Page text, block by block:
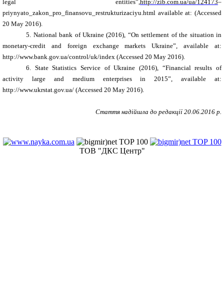
legal entities”, http://zib.com.ua/ua/124173–
priynyato_zakon_pro_finansovu_restrukturizaciyu.html available at: (Accessed
20 May 2016).
5. National bank of Ukraine (2016), “On settlement of the situation in
monetary-credit and foreign exchange markets Ukraine”,available at:
http://www.bank.gov.ua/control/uk/index (Accessed 20 May 2016).
6. State Statistics Service of Ukraine (2016), “Financial results of
activity large and medium enterprises in 2015”, available at:
http://www.ukrstat.gov.ua/ (Accessed 20 May 2016).
Стаття надійшла до редакції 20 06 .2016 р.
ТОВ "ДКС Центр"